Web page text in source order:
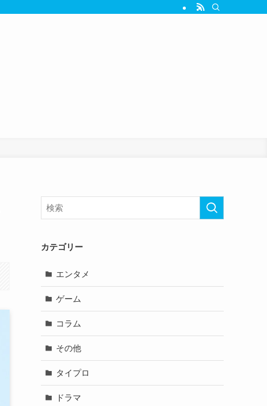
カテゴリー
エンタメ
ゲーム
コラム
その他
タイプロ
ドラマ